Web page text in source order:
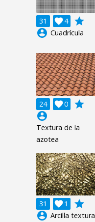
31 4

grade
account_circle Cuadrícula
24 0

grade
account_circle
Textura de la
azotea
31 1

grade
account_circle Arcilla textura